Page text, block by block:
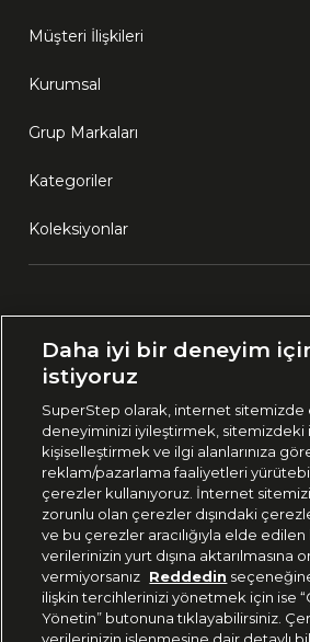
Müşteri İlişkileri
Kurumsal
Grup Markaları
Kategoriler
Koleksiyonlar
🇹🇷 Türkiye
444 37 36
Uygulamadan Takip Edin
Daha iyi bir deneyim
istiyoruz
SuperStep olarak, internet sitemizde
deneyiminizi iyileştirmek, sitemizdeki
kişiselleştirmek ve ilgi alanlarınıza
reklam/pazarlama faaliyetleri
çerezler kullanıyoruz. İnternet
zorunlu olan çerezler dışındaki
ve bu çerezler aracılığıyla elde edilen
verilerinizin yurt dışına aktarılmasına
vermiyorsanız Reddedin
ilişkin tercihlerinizi yönetmek için ise
Yönetin” butonuna tıklayabilirsiniz.